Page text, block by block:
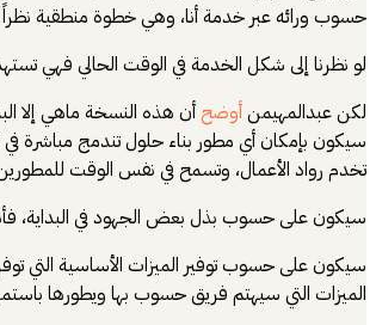
حسوب ورائه عبر خدمة أنا، وهي خطوة منطقية نظراً
لو نظرنا إلى شكل الخدمة في الوقت الحالي فهي
لكن عبدالمهيمنأوضح أن هذه النسخة ماهي إلا
سيكون بإمكان أي مطور بناء حلول تندمج
تخدم رواد الأعمال، وتسمح في نفس الوقت
سيكون على حسوب بذل بعض الجهود في البداية، فأنا
سيكون على حسوب توفير الميزات الأساسية التي
الميزات التي سيهتم فريق حسوب بها ويطورها